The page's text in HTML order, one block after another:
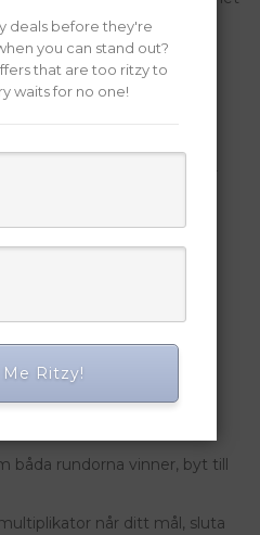
Att tro att du kan
vilseleder dig till
till din förutbestämda
ta mikro-pauser efter
att varje stegs risk är
strategi som
ser ut så här:
två rundor på €0,01 och
båda rundorna vinner, byt till
når ditt mål, sluta
deals before they're
you can stand out?
that are too ritzy to
waits for no one!
Me Ritzy!